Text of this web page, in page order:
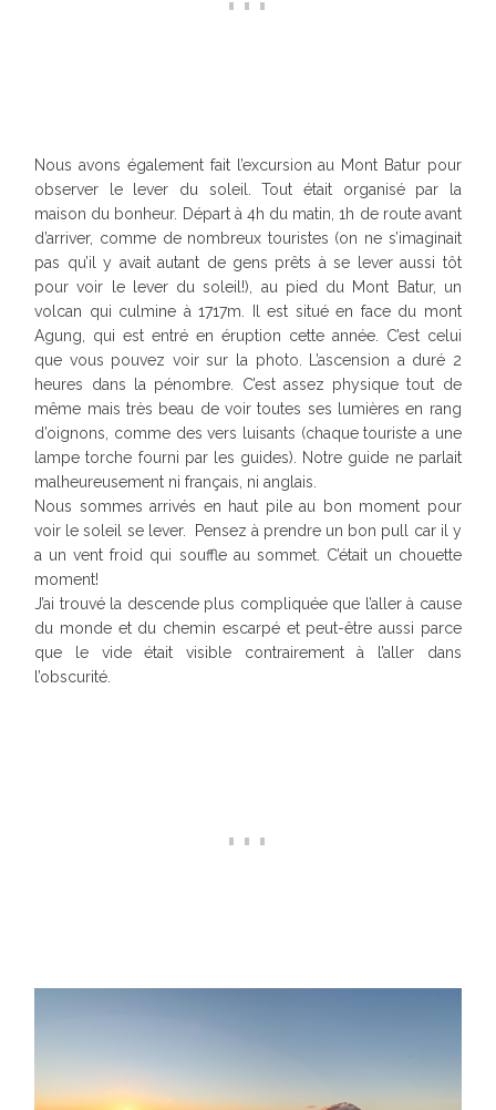
Nous avons également fait l’excursion au Mont Batur pour
observer le lever du soleil. Tout était organisé par la
maison du bonheur. Départ à 4h du matin, 1h de route avant
d’arriver, comme de nombreux touristes (on ne s’imaginait
pas qu’il y avait autant de gens prêts à se lever aussi tôt
pour voir le lever du soleil!), au pied du Mont Batur, un
volcan qui culmine à 1717m. Il est situé en face du mont
Agung, qui est entré en éruption cette année. C’est celui
que vous pouvez voir sur la photo. L’ascension a duré 2
heures dans la pénombre. C’est assez physique tout de
même mais très beau de voir toutes ses lumières en rang
d’oignons, comme des vers luisants (chaque touriste a une
lampe torche fourni par les guides). Notre guide ne parlait
malheureusement ni français, ni anglais.
Nous sommes arrivés en haut pile au bon moment pour
voir le soleil se lever. Pensez à prendre un bon pull car il y
a un vent froid qui souffle au sommet. C’était un chouette
moment!
J’ai trouvé la descende plus compliquée que l’aller à cause
du monde et du chemin escarpé et peut-être aussi parce
que le vide était visible contrairement à l’aller dans
l’obscurité.